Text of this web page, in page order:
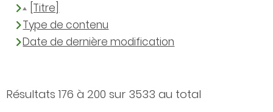
Résultats 176 à 200 sur 3533 au total
[Titre]
Type de contenu
Date de dernière modification